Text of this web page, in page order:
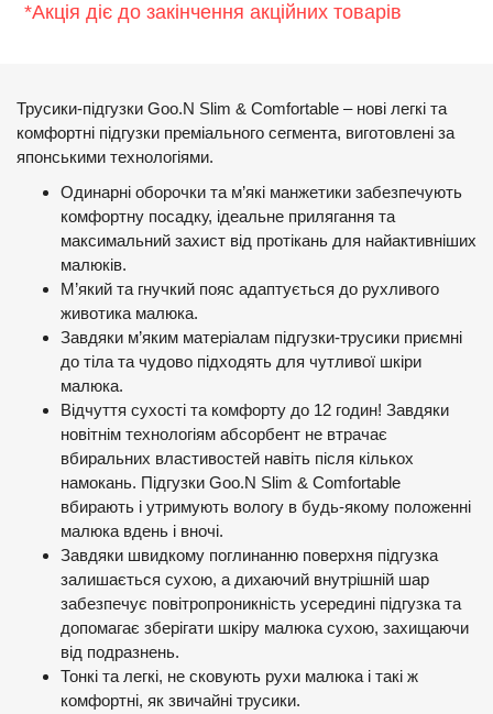
*Акція діє до закінчення акційних товарів
Трусики-підгузки Goo.N Slim & Comfortable – нові легкі та
комфортні підгузки преміального сегмента, виготовлені за
японськими технологіями.
Одинарні оборочки та м’які манжетики забезпечують
комфортну посадку, ідеальне прилягання та
максимальний захист від протікань для найактивніших
малюків.
М’який та гнучкий пояс адаптується до рухливого
животика малюка.
Завдяки м’яким матеріалам підгузки-трусики приємні
до тіла та чудово підходять для чутливої шкіри
малюка.
Відчуття сухості та комфорту до 12 годин! Завдяки
новітнім технологіям абсорбент не втрачає
вбиральних властивостей навіть після кількох
намокань. Підгузки Goo.N Slim & Comfortable
вбирають і утримують вологу в будь-якому положенні
малюка вдень і вночі.
Завдяки швидкому поглинанню поверхня підгузка
залишається сухою, а дихаючий внутрішній шар
забезпечує повітропроникність усередині підгузка та
допомагає зберігати шкіру малюка сухою, захищаючи
від подразнень.
Тонкі та легкі, не сковують рухи малюка і такі ж
комфортні, як звичайні трусики.